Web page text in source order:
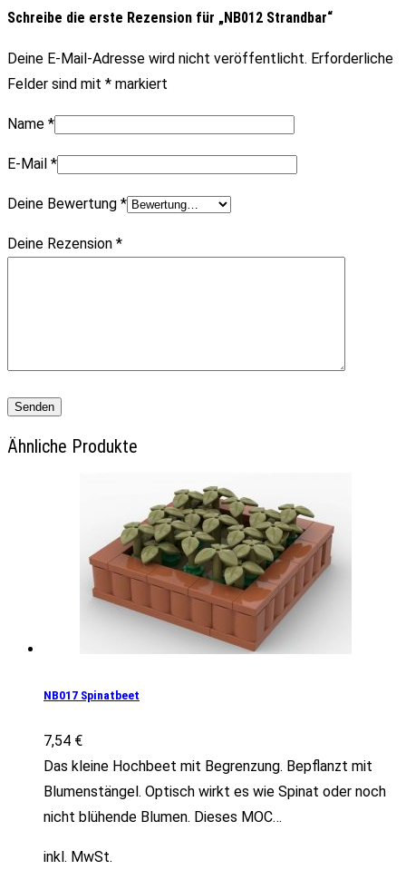
Schreibe die erste Rezension für „NB012 Strandbar“
Deine E-Mail-Adresse wird nicht veröffentlicht. Erforderliche
Felder sind mit * markiert
Name *
E-Mail *
Deine Bewertung *
Deine Rezension *
Ähnliche Produkte
NB017 Spinatbeet
7,54 €
Das kleine Hochbeet mit Begrenzung. Bepflanzt mit
Blumenstängel. Optisch wirkt es wie Spinat oder noch
nicht blühende Blumen. Dieses MOC…
inkl. MwSt.